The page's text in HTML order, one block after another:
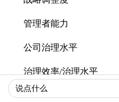
管理者能力
公司治理水平
治理效率/治理水平
公司治理质量
说点什么